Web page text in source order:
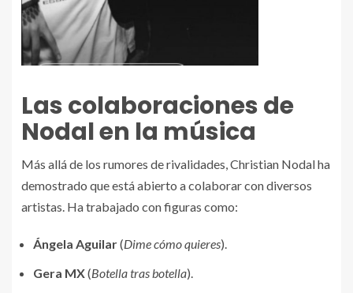
Las colaboraciones de
Nodal en la música
Más allá de los rumores de rivalidades, Christian Nodal ha
demostrado que está abierto a colaborar con diversos
artistas. Ha trabajado con figuras como:
Ángela Aguilar(Dime cómo quieres).
Gera MX(Botella tras botella).